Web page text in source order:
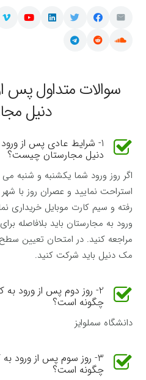
سوالات متداول پس
دنیل
1- شرایط عادی پس از
دنیل مجارستان چیست؟
اگر روز ورود شما یکشنبه و شنبه می
استراحت نمایید و عصران روز با شهر
رفته و سیم کارت موبایل خریداری
ورود به مجارستان باید بلافاصله
مراجعه کنید. در امتحان تعیین
مک دنیل باید شرکت کنید.
2- روز دوم پس از ورود
چگونه است؟
دانشگاه سملوایز
3- روز سوم پس از ورود
چگونه است؟